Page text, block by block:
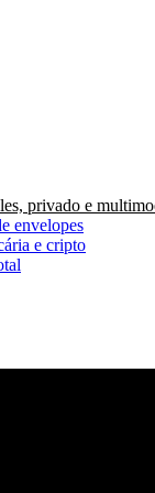
privado e
envelopes
e cripto